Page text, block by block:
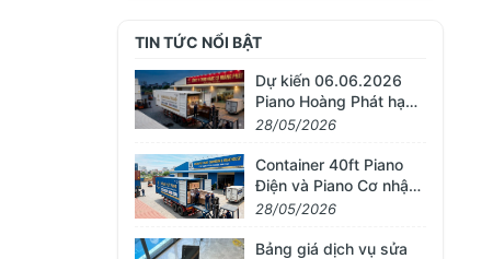
TIN TỨC NỔI BẬT
Dự kiến 06.06.2026
Piano Hoàng Phát hạ
container 40ft gồm 34
khẩu từ Nhật Bản
28/05/2026
Container 40ft Piano
Điện và Piano Cơ nhập
khẩu Japan về ngày
28/05/2026
Bảng giá dịch vụ sửa